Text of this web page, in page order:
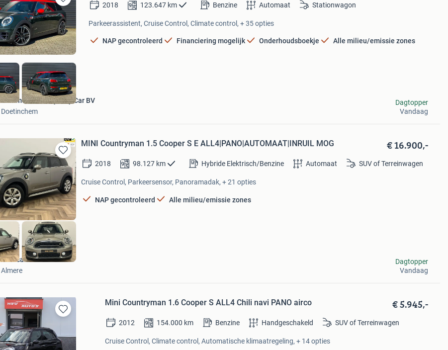
Bewaren
in
Mijn
Favorieten
2018 123.647 km Benzine Automaat Stationwagon
Parkeerassistent, Cruise Control, Climate control, + 35 opties
NAP gecontroleerd Financiering mogelijk Onderhoudsboekje Alle milieu/emissie zones
Automobielbedrijf Roy Car BV
Doetinchem
Dagtopper
Vandaag
Bewaren
in
Mijn
Favorieten
MINI Countryman 1.5 Cooper S E ALL4|PANO|AUTOMAAT|INRUIL MOG € 16.900,-
2018 98.127 km Hybride Elektrisch/Benzine Automaat SUV of Terreinwagen
Cruise Control, Parkeersensor, Panoramadak, + 21 opties
NAP gecontroleerd Alle milieu/emissie zones
LME cars
Almere
Dagtopper
Vandaag
Bewaren
in
Mijn
Favorieten
Mini Countryman 1.6 Cooper S ALL4 Chili navi PANO airco € 5.945,-
2012 154.000 km Benzine Handgeschakeld SUV of Terreinwagen
Cruise Control, Climate control, Automatische klimaatregeling, + 14 opties